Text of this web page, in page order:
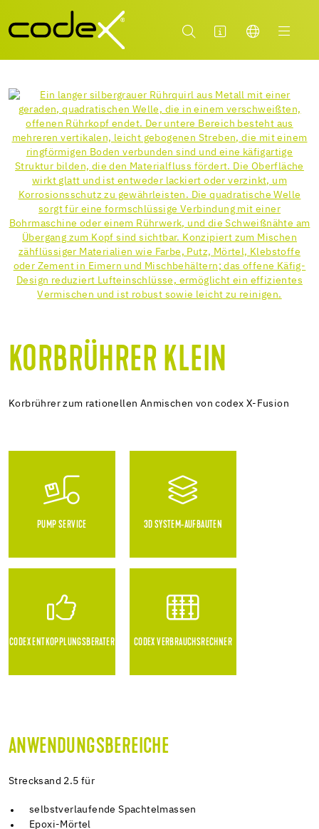
KORBRÜHRER KLEIN
Korbrührer zum rationellen Anmischen von codex X-Fusion
PUMP SERVICE 3D SYSTEM-AUFBAUTEN
CODEX ENTKOPPLUNGSBERATER CODEX VERBRAUCHSRECHNER
ANWENDUNGSBEREICHE
Strecksand 2.5 für
selbstverlaufende Spachtelmassen
Epoxi-Mörtel